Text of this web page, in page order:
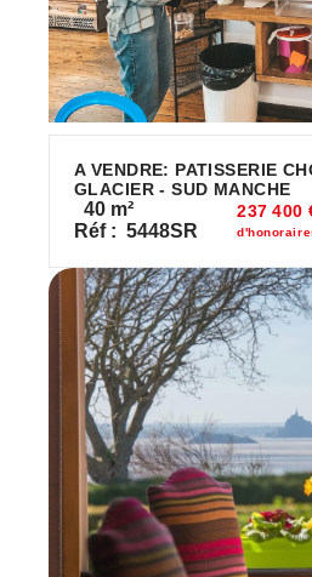
A VENDRE: PATISSERIE
GLACIER - SUD MANCHE
40 m²
Réf : 5448SR
237 400